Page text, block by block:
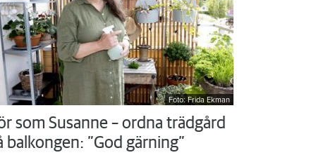
Foto: Frida Ekman
som Susanne – ordna trädgård
balkongen: ”God gärning”